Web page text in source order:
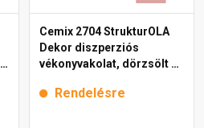
Cemix 2704 StrukturOLA
Dekor diszperziós
vékonyvakolat, dörzsölt 2
Rendelésre